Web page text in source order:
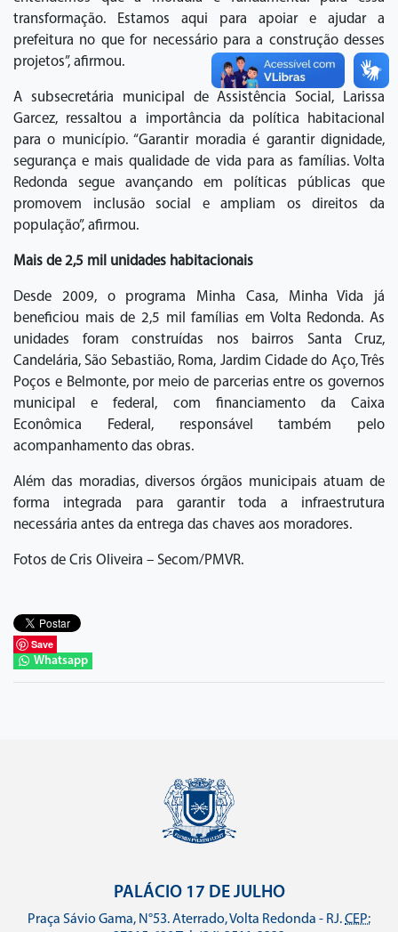
transformação. Estamos aqui para apoiar e ajudar a
prefeitura no que for necessário para a construção desses
projetos”, afirmou.
A subsecretária municipal de Assistência Social, Larissa
Garcez, ressaltou a importância da política habitacional
para o município. “Garantir moradia é garantir dignidade,
segurança e mais qualidade de vida para as famílias. Volta
Redonda segue avançando em políticas públicas que
promovem inclusão social e ampliam os direitos da
população”, afirmou.
Mais de 2,5 mil unidades habitacionais
Desde 2009, o programa Minha Casa, Minha Vida já
beneficiou mais de 2,5 mil famílias em Volta Redonda. As
unidades foram construídas nos bairros Santa Cruz,
Candelária, São Sebastião, Roma, Jardim Cidade do Aço, Três
Poços e Belmonte, por meio de parcerias entre os governos
municipal e federal, com financiamento da Caixa
Econômica Federal, responsável também pelo
acompanhamento das obras.
Além das moradias, diversos órgãos municipais atuam de
forma integrada para garantir toda a infraestrutura
necessária antes da entrega das chaves aos moradores.
Fotos de Cris Oliveira – Secom/PMVR.
Save
Whatsapp
PALÁCIO 17 DE JULHO
Praça Sávio Gama, N°53. Aterrado, Volta Redonda - RJ.CEP: